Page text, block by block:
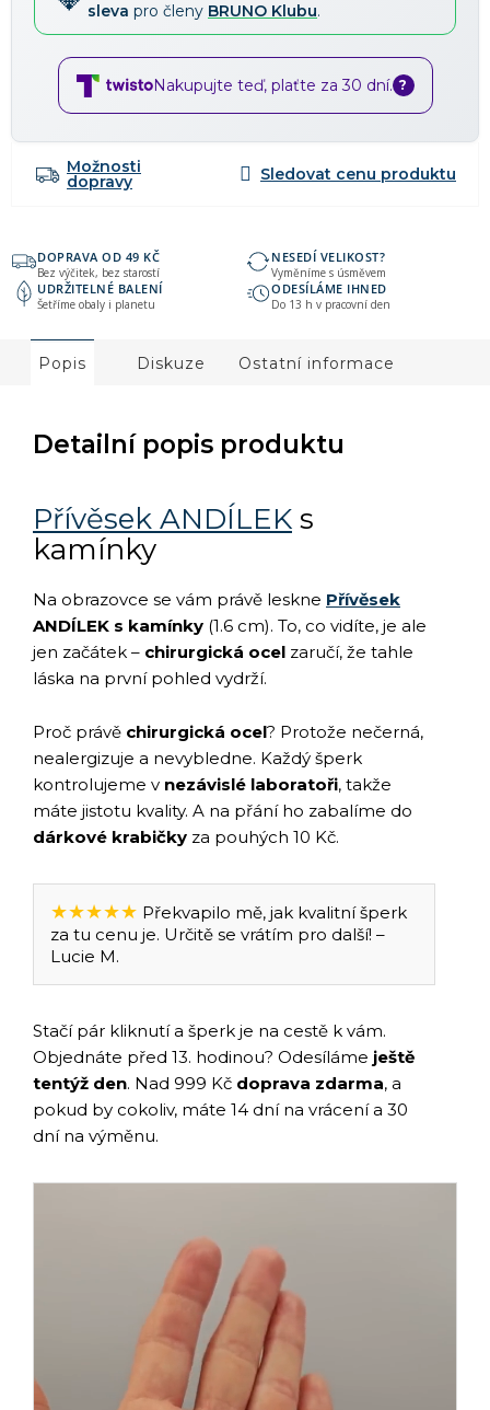
sleva pro členy BRUNO Klubu.
Nakupujte teď, plaťte za 30 dní. ?
Možnosti
dopravy
DOPRAVA OD 49 KČ
Bez výčitek, bez starostí
NESEDÍ VELIKOST?
Vyměníme s úsměvem
UDRŽITELNÉ BALENÍ
Šetříme obaly i planetu
ODESÍLÁME IHNED
Do 13 h v pracovní den
Popis Diskuze Ostatní informace
Detailní popis produktu
Přívěsek ANDÍLEK s
kamínky
Na obrazovce se vám právě leskne Přívěsek
ANDÍLEK s kamínky (1.6 cm). To, co vidíte, je ale
jen začátek – chirurgická ocel zaručí, že tahle
láska na první pohled vydrží.
Proč právě chirurgická ocel? Protože nečerná,
nealergizuje a nevybledne. Každý šperk
kontrolujeme v nezávislé laboratoři, takže
máte jistotu kvality. A na přání ho zabalíme do
dárkové krabičky za pouhých 10 Kč.
★★★★★ Překvapilo mě, jak kvalitní šperk
za tu cenu je. Určitě se vrátím pro další! –
Lucie M.
Stačí pár kliknutí a šperk je na cestě k vám.
Objednáte před 13. hodinou? Odesíláme ještě
tentýž den. Nad 999 Kč doprava zdarma, a
pokud by cokoliv, máte 14 dní na vrácení a 30
dní na výměnu.